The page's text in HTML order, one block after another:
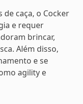
de caça, o Cocker
e requer
brincar,
Além disso,
e se
agility e